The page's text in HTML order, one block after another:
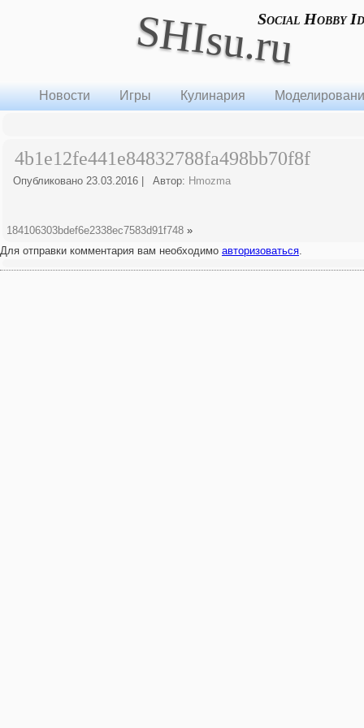
SHIsu.ruSocial Hobby
Новости Игры Кулинария
4b1e12fe441e84832788fa498bb70f8f
Опубликовано 23.03.2016 Автор: Hmozma
184106303bdef6e2338ec7583d91f748 »
Для отправки комментария вам необходимо авторизоваться.